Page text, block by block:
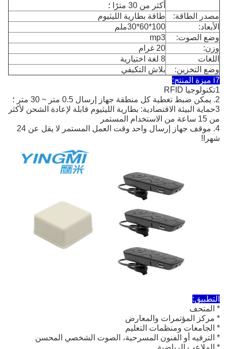
أكثر من 30 مترًا ؛
مصدر الطاقة:
طاقة بطارية الليثيوم
الأبعاد:
100*60*30ملم
وضع الصوت:
mp3
وزن:
20 غرام
اللغات
8 لغة اختيارية
وضع التخزين:
بلاش التكيفي
i7 ميزة المنتج:
1تكنولوجيا RFID
2. يمكن ضبط تغطية كل منطقة جهاز إرسال 0.5 متر ~ 30 متر ؛
3حماية البيئة الاقتصادية: بطارية الليثيوم قابلة لإعادة الشحن لأكثر
من 15 ساعة من الاستخدام المستمر
4. موقف جهاز إرسال واحد وقت العمل المستمر لا يقل عن 24
شهرا!
التطبيق:
* المتحف
* مركز المؤتمرات والمعارض
* الجامعات ومنظمات التعليم
* الترفيه أو الفنون المسرحية، الصوت الشخصي المحسن